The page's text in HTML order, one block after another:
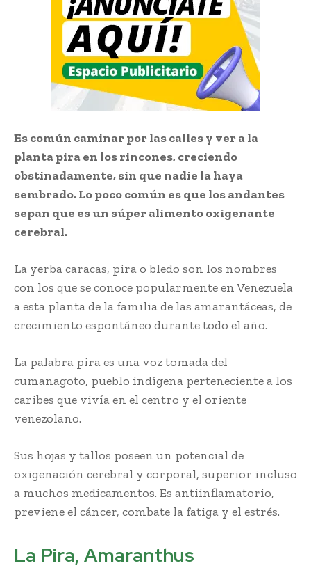
Es común caminar por las calles y ver a la
planta pira en los rincones, creciendo
obstinadamente, sin que nadie la haya
sembrado. Lo poco común es que los andantes
sepan que es un súper alimento oxigenante
cerebral.
La yerba caracas, pira o bledo son los nombres
con los que se conoce popularmente en Venezuela
a esta planta de la familia de las amarantáceas, de
crecimiento espontáneo durante todo el año.
La palabra pira es una voz tomada del
cumanagoto, pueblo indígena perteneciente a los
caribes que vivía en el centro y el oriente
venezolano.
Sus hojas y tallos poseen un potencial de
oxigenación cerebral y corporal, superior incluso
a muchos medicamentos. Es antiinflamatorio,
previene el cáncer, combate la fatiga y el estrés.
La Pira, Amaranthus